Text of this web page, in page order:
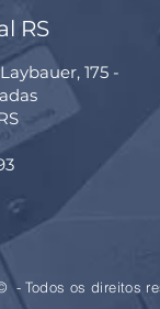
RS
175 -
- Todos os direitos